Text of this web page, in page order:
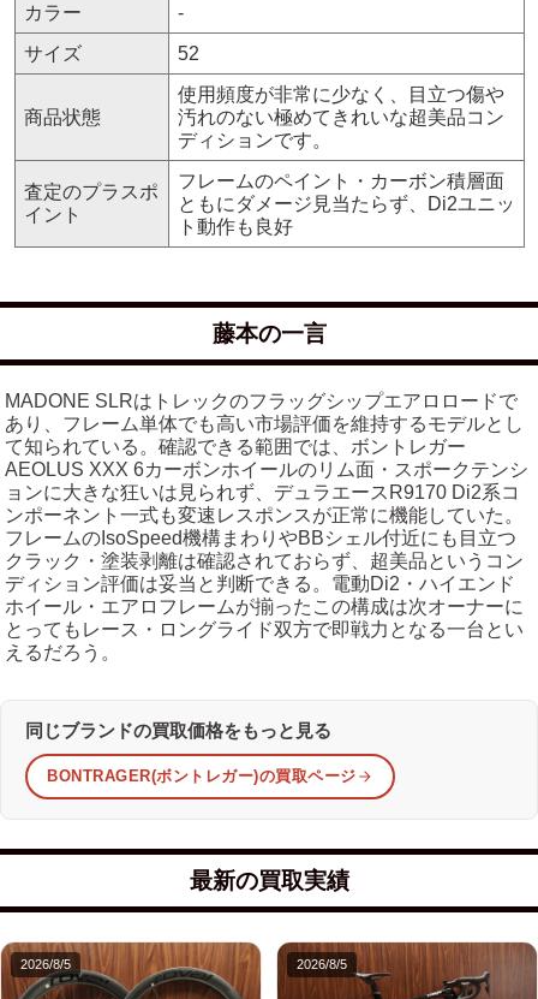
カラー
-
サイズ
52
商品状態
使用頻度が非常に少なく、目立つ傷や
汚れのない極めてきれいな超美品コン
ディションです。
査定のプラスポ
イント
フレームのペイント・カーボン積層面
ともにダメージ見当たらず、Di2ユニッ
ト動作も良好
藤本の一言
MADONE SLRはトレックのフラッグシップエアロロードで
あり、フレーム単体でも高い市場評価を維持するモデルとし
て知られている。確認できる範囲では、ボントレガー
AEOLUS XXX 6カーボンホイールのリム面・スポークテンシ
ョンに大きな狂いは見られず、デュラエースR9170 Di2系コ
ンポーネント一式も変速レスポンスが正常に機能していた。
フレームのIsoSpeed機構まわりやBBシェル付近にも目立つ
クラック・塗装剥離は確認されておらず、超美品というコン
ディション評価は妥当と判断できる。電動Di2・ハイエンド
ホイール・エアロフレームが揃ったこの構成は次オーナーに
とってもレース・ロングライド双方で即戦力となる一台とい
えるだろう。
同じブランドの買取価格をもっと見る
BONTRAGER(ボントレガー)の買取ページ
最新の買取実績
2026/8/5 2026/8/5